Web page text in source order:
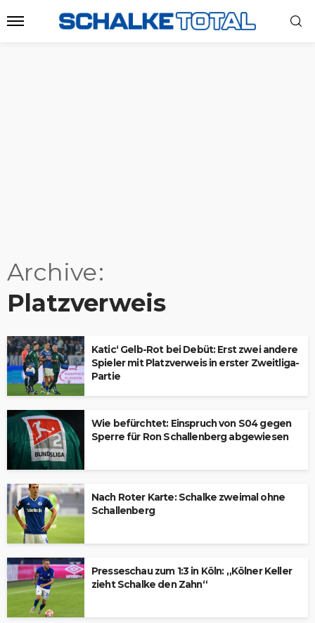
Archive
Platzverweis
Katic‘ Gelb-Rot bei Debüt: Erst zwei andere
Spieler mit Platzverweis in erster Zweitliga-
Partie
Wie befürchtet: Einspruch von S04 gegen
Sperre für Ron Schallenberg abgewiesen
Nach Roter Karte: Schalke zweimal ohne
Schallenberg
Presseschau zum 1:3 in Köln: „Kölner Keller
zieht Schalke den Zahn“